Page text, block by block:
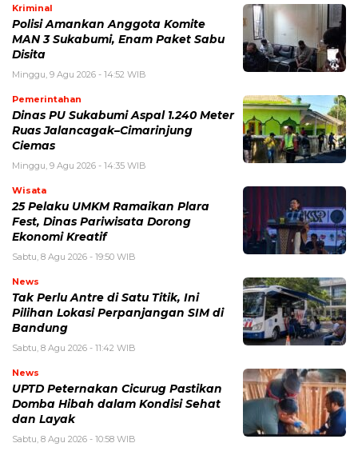
Kriminal
Polisi Amankan Anggota Komite
MAN 3 Sukabumi, Enam Paket Sabu
Disita
Minggu, 9 Agu 2026 - 14:52 WIB
Pemerintahan
Dinas PU Sukabumi Aspal 1.240 Meter
Ruas Jalancagak–Cimarinjung
Ciemas
Minggu, 9 Agu 2026 - 14:35 WIB
Wisata
25 Pelaku UMKM Ramaikan Plara
Fest, Dinas Pariwisata Dorong
Ekonomi Kreatif
Sabtu, 8 Agu 2026 - 19:50 WIB
News
Tak Perlu Antre di Satu Titik, Ini
Pilihan Lokasi Perpanjangan SIM di
Bandung
Sabtu, 8 Agu 2026 - 11:42 WIB
News
UPTD Peternakan Cicurug Pastikan
Domba Hibah dalam Kondisi Sehat
dan Layak
Sabtu, 8 Agu 2026 - 10:58 WIB